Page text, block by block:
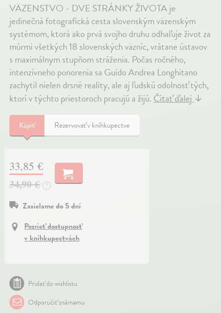
VÄZENSTVO - DVE STRÁNKY ŽIVOTA je
jedinečná fotografická cesta slovenským väzenským
systémom, ktorá ako prvá svojho druhu odhaľuje život za
múrmi všetkých 18 slovenských väzníc, vrátane ústavov
s maximálnym stupňom stráženia. Počas ročného,
intenzívneho ponorenia sa Guido Andrea Longhitano
zachytil nielen drsné reality, ale aj ľudskú odolnosť tých,
ktorí v týchto priestoroch pracujú a žijú. Čítať ďalej ↓
Kúpiť Rezervovať v kníhkupectve
33,85 €
34,90 €
?
Zasielame do 5 dní
Pozrieť dostupnosť
v kníhkupectvách
Pridať do wishlistu
Odporučiť známemu